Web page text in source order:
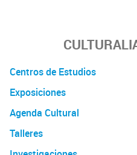
Centros de Estudios
Exposiciones
Agenda Cultural
Talleres